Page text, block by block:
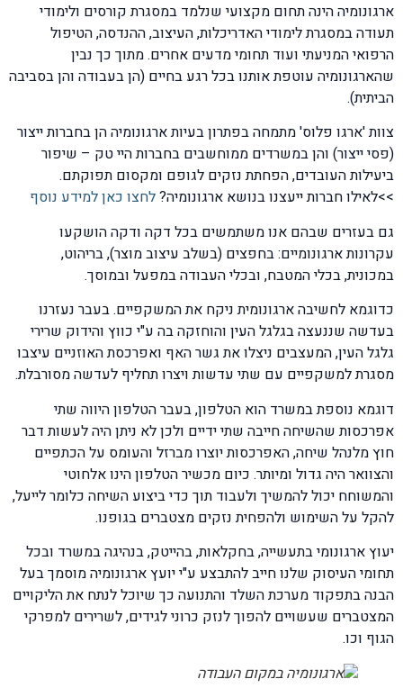
ארגונומיה הינה תחום מקצועי שנלמד במסגרת קורסים ולימודי
תעודה במסגרת לימודי האדריכלות, העיצוב, ההנדסה, הטיפול
הרפואי המניעתי ועוד תחומי מדעים אחרים. מתוך כך נבין
שהארגונומיה עוטפת אותנו בכל רגע בחיים (הן בעבודה והן בסביבה
הביתית).
צוות 'ארגו פלוס' מתמחה בפתרון בעיות ארגונומיה הן בחברות ייצור
(פסי ייצור) והן במשרדים ממוחשבים בחברות היי טק – שיפור
ביעילות העובדים, הפחתת נזקים לגופם ומקסום תפוקתם.
>>לאילו חברות ייעצנו בנושא ארגונומיה?לחצו כאן למידע נוסף
גם בעזרים שבהם אנו משתמשים בכל דקה ודקה הושקעו
עקרונות ארגונומיים: בחפצים (בשלב עיצוב מוצר), בריהוט,
במכונית, בכלי המטבח, ובכלי העבודה במפעל ובמוסך.
כדוגמא לחשיבה ארגונומית ניקח את המשקפיים. בעבר נעזרנו
בעדשה שננעצה בגלגל העין והוחזקה בה ע"י כווץ והידוק שרירי
גלגל העין, המעצבים ניצלו את גשר האף ואפרכסת האוזניים עיצבו
מסגרת למשקפיים עם שתי עדשות ויצרו תחליף לעדשה מסורבלת.
דוגמא נוספת במשרד הוא הטלפון, בעבר הטלפון היווה שתי
אפרכסות שהשיחה חייבה שתי ידיים ולכן לא ניתן היה לעשות דבר
חוץ מלנהל שיחה, האפרכסות יוצרו מברזל והעומס על הכתפיים
והצוואר היה גדול ומיותר. כיום מכשיר הטלפון הינו אלחוטי
והמשוחח יכול להמשיך ולעבוד תוך כדי ביצוע השיחה כלומר לייעל,
להקל על השימוש ולהפחית נזקים מצטברים בגופנו.
יעוץ ארגונומי בתעשייה, בחקלאות, בהייטק, בנהיגה במשרד ובכל
תחומי העיסוק שלנו חייב להתבצע ע"י יועץ ארגונומיה מוסמך בעל
הבנה בתפקוד מערכת השלד והתנועה כך שיוכל לנתח את הליקויים
המצטברים שעשויים להפוך לנזק כרוני לגידים, לשרירים למפרקי
הגוף וכו.